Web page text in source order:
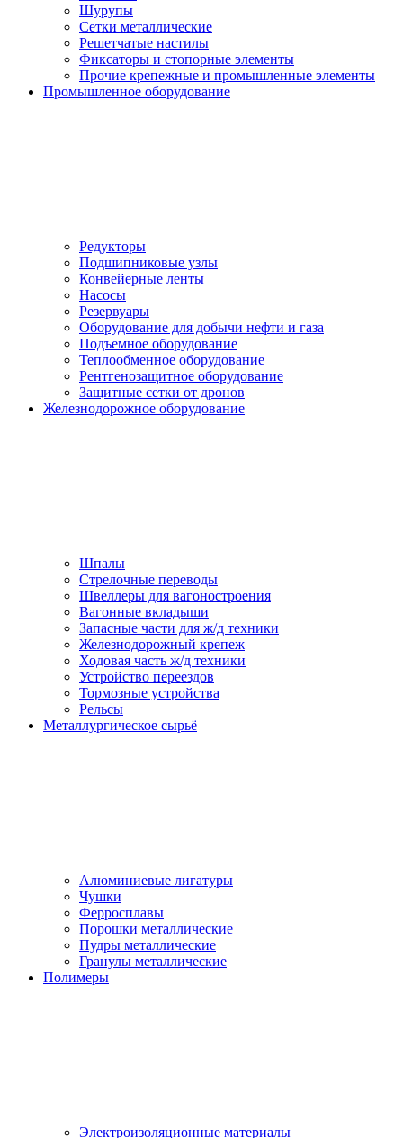
Шурупы
Сетки металлические
Решетчатые настилы
Фиксаторы и стопорные элементы
Прочие крепежные и промышленные элементы
Промышленное оборудование
Редукторы
Подшипниковые узлы
Конвейерные ленты
Насосы
Резервуары
Оборудование для добычи нефти и газа
Подъемное оборудование
Теплообменное оборудование
Рентгенозащитное оборудование
Защитные сетки от дронов
Железнодорожное оборудование
Шпалы
Стрелочные переводы
Швеллеры для вагоностроения
Вагонные вкладыши
Запасные части для ж/д техники
Железнодорожный крепеж
Ходовая часть ж/д техники
Устройство переездов
Тормозные устройства
Рельсы
Металлургическое сырьё
Алюминиевые лигатуры
Чушки
Ферросплавы
Порошки металлические
Пудры металлические
Гранулы металлические
Полимеры
Электроизоляционные материалы